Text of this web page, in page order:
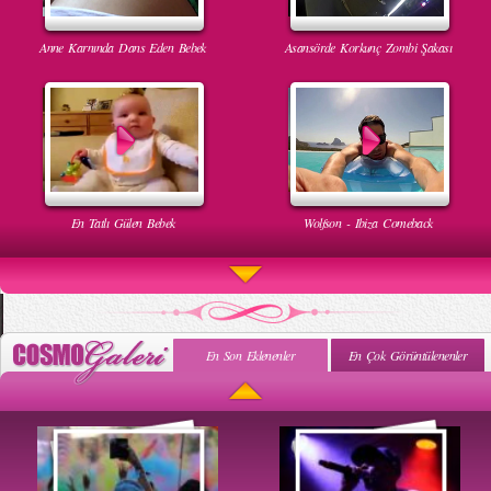
Anne Karnında Dans Eden Bebek Asansörde Korkunç Zombi Şakası
En Tatlı Gülen Bebek Wolfson - Ibiza Comeback
Uyuyan Bebeğe Gangnam Dinletilirse Ne Olur
En Son Eklenenler En Çok Görüntülenenler